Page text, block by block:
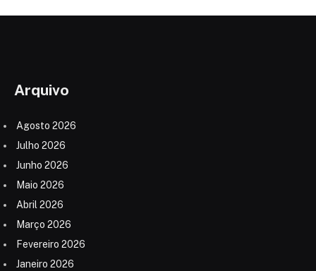
Arquivo
Agosto 2026
Julho 2026
Junho 2026
Maio 2026
Abril 2026
Março 2026
Fevereiro 2026
Janeiro 2026